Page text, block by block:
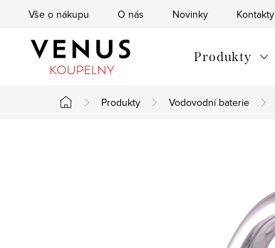
Vše o nákupu O nás Novinky Kontakty
Produkty
Domů
Produkty Vodovodní baterie